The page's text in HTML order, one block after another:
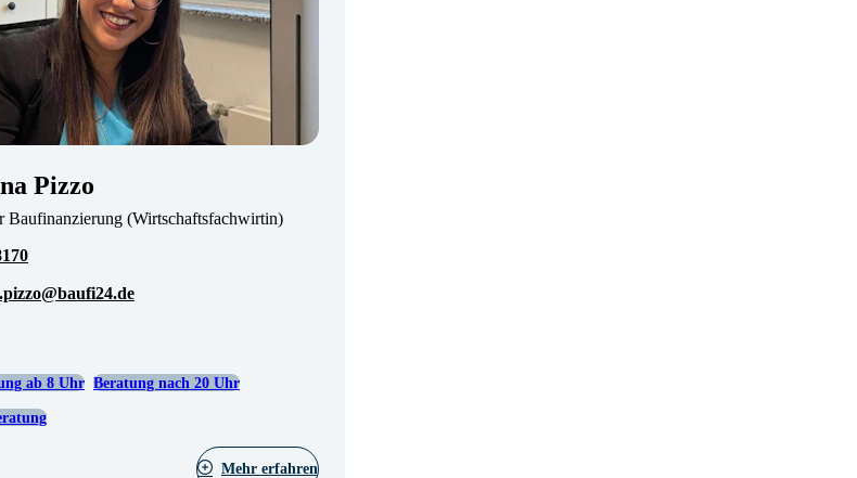
Pizzo
Baufinanzierung (Wirtschaftsfachwirtin)
ab 8 Uhr Beratung nach 20 Uhr
Mehr erfahren